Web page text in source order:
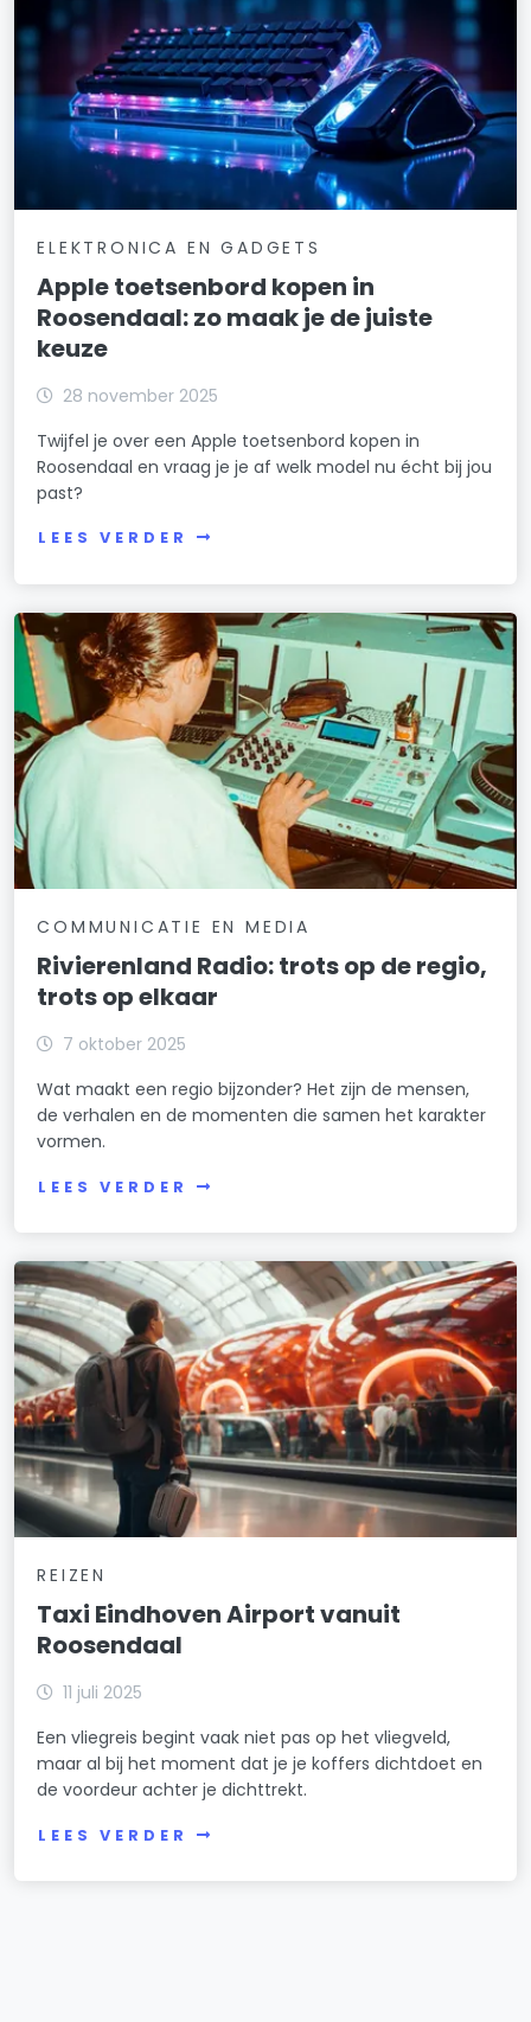
ELEKTRONICA EN GADGETS
Apple toetsenbord kopen in
Roosendaal: zo maak je de juiste
keuze
28 november 2025
Twijfel je over een Apple toetsenbord kopen in
Roosendaal en vraag je je af welk model nu écht bij jou
past?
LEES VERDER
COMMUNICATIE EN MEDIA
Rivierenland Radio: trots op de regio,
trots op elkaar
7 oktober 2025
Wat maakt een regio bijzonder? Het zijn de mensen,
de verhalen en de momenten die samen het karakter
vormen.
LEES VERDER
REIZEN
Taxi Eindhoven Airport vanuit
Roosendaal
11 juli 2025
Een vliegreis begint vaak niet pas op het vliegveld,
maar al bij het moment dat je je koffers dichtdoet en
de voordeur achter je dichttrekt.
LEES VERDER